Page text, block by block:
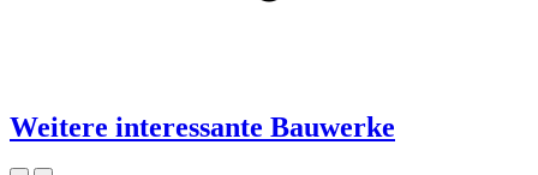
Weitere interessante Bauwerke